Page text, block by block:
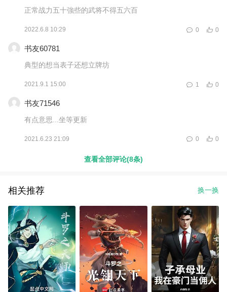
正常战力五十強些的武将不得五六百
2022.6.8 10:29 0
0
书友60781
典型的想当表子还想立牌坊
2021.9.1 15:00 0
1
书友71546
有点意思...坐等更新
2021.6.23 21:09 0
0
查看全部评论(8条)
相关推荐 换一换